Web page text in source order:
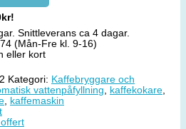
Snittleverans ca 4 dagar.
(Mån-Fre kl. 9-16)
eller kort
Kategori: Kaffebryggare och
vattenpåfyllning, kaffekokare,
, kaffemaskin